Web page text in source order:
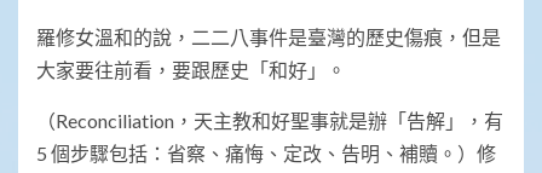
羅修女溫和的說，二二八事件是臺灣的歷史傷痕，但是
大家要往前看，要跟歷史「和好」。
（Reconciliation，天主教和好聖事就是辦「告解」，有
5 個步驟包括：省察、痛悔、定改、告明、補贖。）修